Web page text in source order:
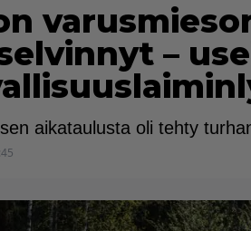
–
aikataulusta oli tehty